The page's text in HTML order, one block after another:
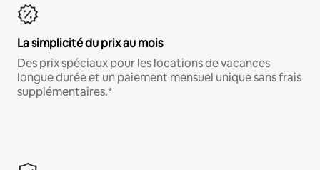
La simplicité du prix au mois
Des prix spéciaux pour les locations de vacances
longue durée et un paiement mensuel unique sans frais
supplémentaires.*